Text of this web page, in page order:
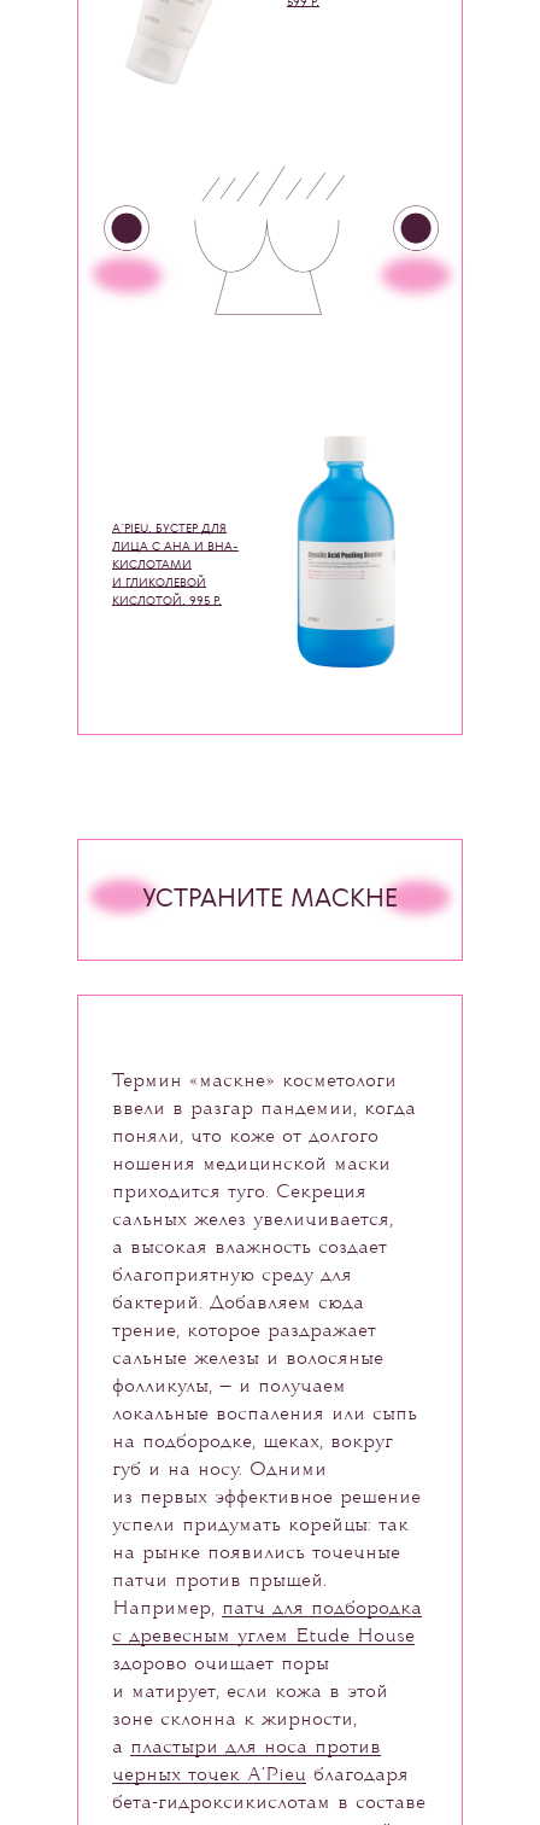
599 Р.
A`PIEU, БУСТЕР ДЛЯ
ЛИЦА C AHA И BHA-
КИСЛОТАМИ
И ГЛИКОЛЕВОЙ
КИСЛОТОЙ, 995 Р.
УСТРАНИТЕ МАСКНЕ
Термин «маскне» косметологи
ввели в разгар пандемии, когда
поняли, что коже от долгого
ношения медицинской маски
приходится туго. Секреция
сальных желез увеличивается,
а высокая влажность создает
благоприятную среду для
бактерий. Добавляем сюда
трение, которое раздражает
сальные железы и волосяные
фолликулы, — и получаем
локальные воспаления или сыпь
на подбородке, щеках, вокруг
губ и на носу. Одними
из первых эффективное решение
успели придумать корейцы: так
на рынке появились точечные
патчи против прыщей.
Например, патч для подбородка
с древесным углем Etude House
здорово очищает поры
и матирует, если кожа в этой
зоне склонна к жирности,
а пластыри для носа против
черных точек A’Pieu благодаря
бета-гидроксикислотам в составе